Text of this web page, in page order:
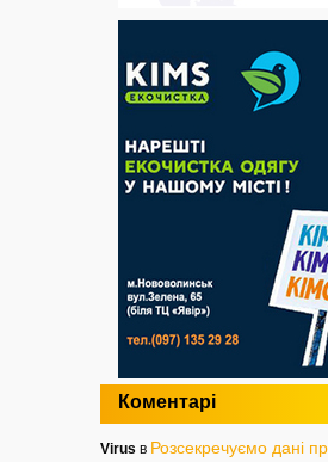
Коментарі
Virus в Розсекречуємо дані